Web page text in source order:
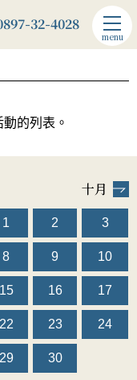
32-4028
menu
的列表。
十月
1 2 3
8 9 10
15 16 17
22 23 24
29 30